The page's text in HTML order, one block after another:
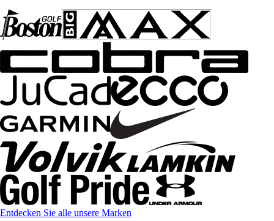
Entdecken Sie alle unsere Marken